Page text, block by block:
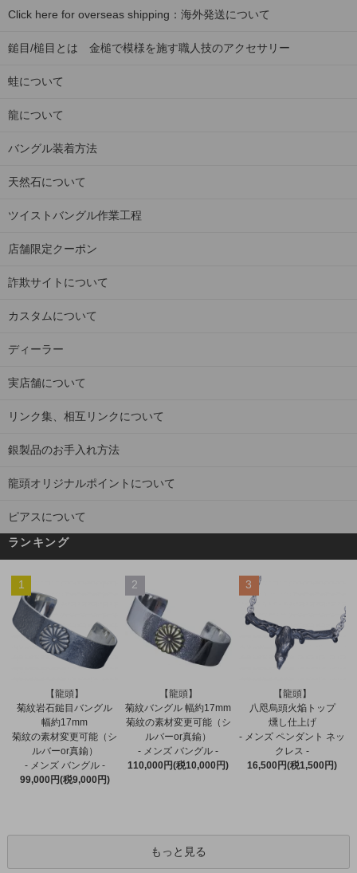
Click here for overseas shipping：海外発送について
鎚目/槌目とは 金槌で模様を施す職人技のアクセサリー
蛙について
龍について
バングル装着方法
天然石について
ツイストバングル作業工程
店舗限定クーポン
詐欺サイトについて
カスタムについて
ディーラー
実店舗について
リンク集、相互リンクについて
銀製品のお手入れ方法
龍頭オリジナルポイントについて
ピアスについて
ランキング
1
【龍頭】
菊紋岩石鎚目バングル
幅約17mm
菊紋の素材変更可能（シ
ルバーor真鍮）
- メンズ バングル -
99,000円(税9,000円)
2
【龍頭】
菊紋バングル 幅約17mm
菊紋の素材変更可能（シ
ルバーor真鍮）
- メンズ バングル -
110,000円(税10,000円)
3
【龍頭】
八咫烏頭火焔トップ
燻し仕上げ
- メンズ ペンダント ネッ
クレス -
16,500円(税1,500円)
もっと見る